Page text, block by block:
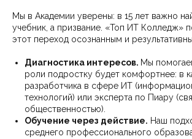
Мы в Академии уверены: в 15 лет важно
учебник, а призвание. «Топ ИТ Колледж»
этот переход осознанным и
Диагностика интересов. Мы
роли подростку будет комфортнее: в
разработчика в сфере ИТ
технологий) или эксперта по Пиару
общественностью).
Обучение через действие. Наш
среднего профессионального